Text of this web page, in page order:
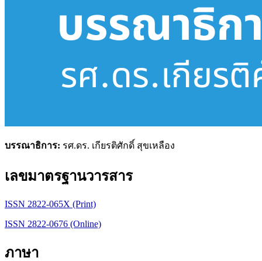
บรรณาธิการ: รศ.ดร. เกียรติศักดิ์ สุขเหลือง
เลขมาตรฐานวารสาร
ISSN 2822-065X (Print)
ISSN 2822-0676 (Online)
ภาษา